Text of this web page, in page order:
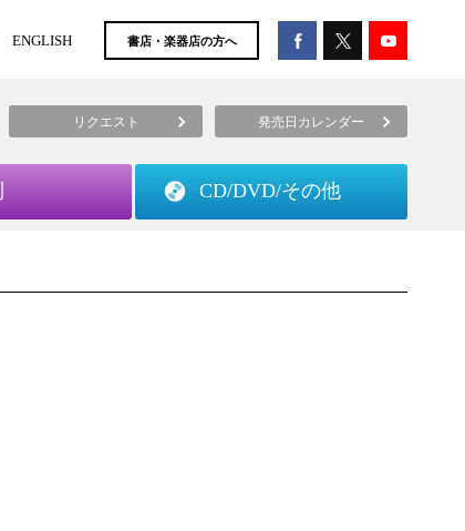
ENGLISH 書店・楽器店の方へ
リクエスト 発売日カレンダー
CD/DVD/その他